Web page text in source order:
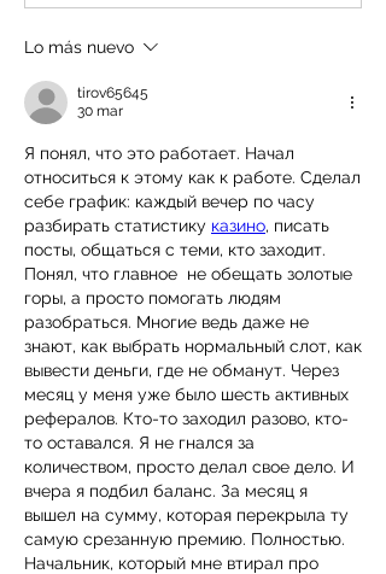
Lo más nuevo
tirov65645
30 mar
Я понял, что это работает. Начал
относиться к этому как к работе. Сделал
себе график: каждый вечер по часу
разбирать статистику казино, писать
посты, общаться с теми, кто заходит.
Понял, что главное  не обещать золотые
горы, а просто помогать людям
разобраться. Многие ведь даже не
знают, как выбрать нормальный слот, как
вывести деньги, где не обманут. Через
месяц у меня уже было шесть активных
рефералов. Кто-то заходил разово, кто-
то оставался. Я не гнался за
количеством, просто делал свое дело. И
вчера я подбил баланс. За месяц я
вышел на сумму, которая перекрыла ту
самую срезанную премию. Полностью.
Начальник, который мне втирал про